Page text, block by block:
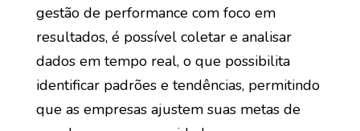
gestão de performance com foco em
resultados, é possível coletar e analisar
dados em tempo real, o que possibilita
identificar padrões e tendências, permitindo
que as empresas ajustem suas metas de